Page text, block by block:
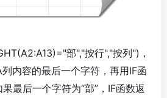
部","按行","按列")，
内容的最后一个字符，再用IF函
最后一个字符为“部”，IF函数返